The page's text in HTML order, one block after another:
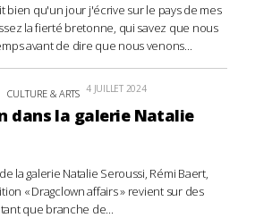
bien qu'un jour j'écrive sur le pays de mes
la fierté bretonne, qui savez que nous
avant de dire que nous venons...
CULTURE & ARTS 4 JUILLET 2024
dans la galerie Natalie
la galerie Natalie Seroussi, Rémi Baert,
« Dragclown affairs » revient sur des
que branche de...